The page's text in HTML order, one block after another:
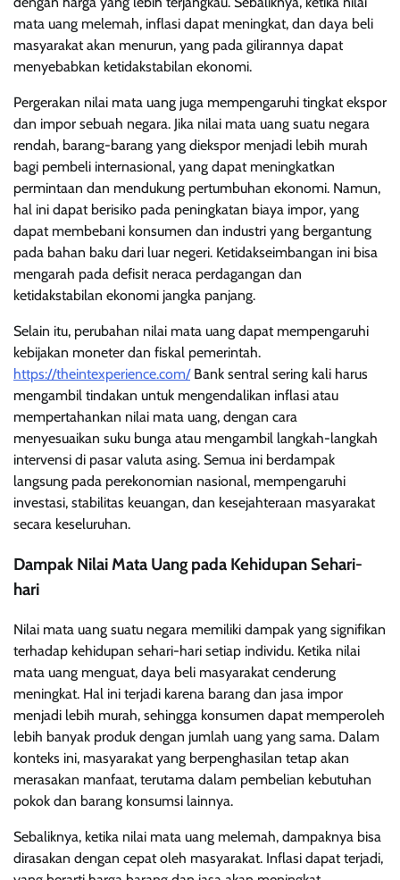
mata uang melemah, inflasi dapat meningkat, dan daya beli
masyarakat akan menurun, yang pada gilirannya dapat
menyebabkan ketidakstabilan ekonomi.
Pergerakan nilai mata uang juga mempengaruhi tingkat ekspor
dan impor sebuah negara. Jika nilai mata uang suatu negara
rendah, barang-barang yang diekspor menjadi lebih murah
bagi pembeli internasional, yang dapat meningkatkan
permintaan dan mendukung pertumbuhan ekonomi. Namun,
hal ini dapat berisiko pada peningkatan biaya impor, yang
dapat membebani konsumen dan industri yang bergantung
pada bahan baku dari luar negeri. Ketidakseimbangan ini bisa
mengarah pada defisit neraca perdagangan dan
ketidakstabilan ekonomi jangka panjang.
Selain itu, perubahan nilai mata uang dapat mempengaruhi
kebijakan moneter dan fiskal pemerintah.
https://theintexperience.com/Bank sentral sering kali harus
mengambil tindakan untuk mengendalikan inflasi atau
mempertahankan nilai mata uang, dengan cara
menyesuaikan suku bunga atau mengambil langkah-langkah
intervensi di pasar valuta asing. Semua ini berdampak
langsung pada perekonomian nasional, mempengaruhi
investasi, stabilitas keuangan, dan kesejahteraan masyarakat
secara keseluruhan.
Dampak Nilai Mata Uang pada Kehidupan Sehari-
hari
Nilai mata uang suatu negara memiliki dampak yang signifikan
terhadap kehidupan sehari-hari setiap individu. Ketika nilai
mata uang menguat, daya beli masyarakat cenderung
meningkat. Hal ini terjadi karena barang dan jasa impor
menjadi lebih murah, sehingga konsumen dapat memperoleh
lebih banyak produk dengan jumlah uang yang sama. Dalam
konteks ini, masyarakat yang berpenghasilan tetap akan
merasakan manfaat, terutama dalam pembelian kebutuhan
pokok dan barang konsumsi lainnya.
Sebaliknya, ketika nilai mata uang melemah, dampaknya bisa
dirasakan dengan cepat oleh masyarakat. Inflasi dapat terjadi,